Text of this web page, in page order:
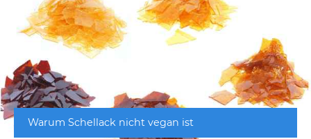
Warum Schellack nicht vegan ist